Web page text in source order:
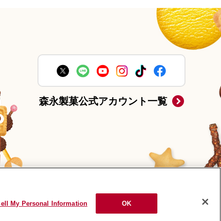
森永製菓公式アカウント一覧
My Personal Information OK